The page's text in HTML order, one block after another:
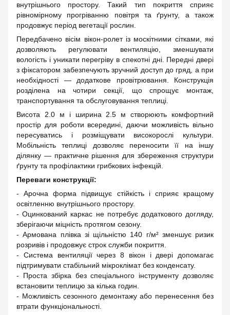
внутрішнього простору. Такий тип покриття сприяє
рівномірному прогріванню повітря та ґрунту, а також
продовжує період вегетації рослин.
Передбачено вісім вікон-ролет із москітними сітками, які
дозволяють регулювати вентиляцію, зменшувати
вологість і уникати перегріву в спекотні дні. Передні двері
з фіксатором забезпечують зручний доступ до гряд, а при
необхідності — додаткове провітрювання. Конструкція
розділена на чотири секції, що спрощує монтаж,
транспортування та обслуговування теплиці.
Висота 2.0 м і ширина 2.5 м створюють комфортний
простір для роботи всередині, даючи можливість вільно
пересуватись і розміщувати високорослі культури.
Мобільність теплиці дозволяє переносити її на іншу
ділянку — практичне рішення для збереження структури
ґрунту та профілактики грибкових інфекцій.
Переваги конструкції:
- Арочна форма підвищує стійкість і сприяє кращому
освітленню внутрішнього простору.
- Оцинкований каркас не потребує додаткового догляду,
зберігаючи міцність протягом сезону.
- Армована плівка зі щільністю 140 г/м² зменшує ризик
розривів і продовжує строк служби покриття.
- Система вентиляції через 8 вікон і двері допомагає
підтримувати стабільний мікроклімат без конденсату.
- Проста збірка без спеціального інструменту дозволяє
встановити теплицю за кілька годин.
- Можливість сезонного демонтажу або перенесення без
втрати функціональності.